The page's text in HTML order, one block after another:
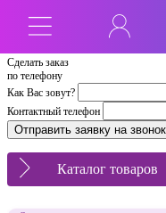
Сделать заказ
по телефону
Как Вас зовут?
Контактный телефон
Каталог товаров